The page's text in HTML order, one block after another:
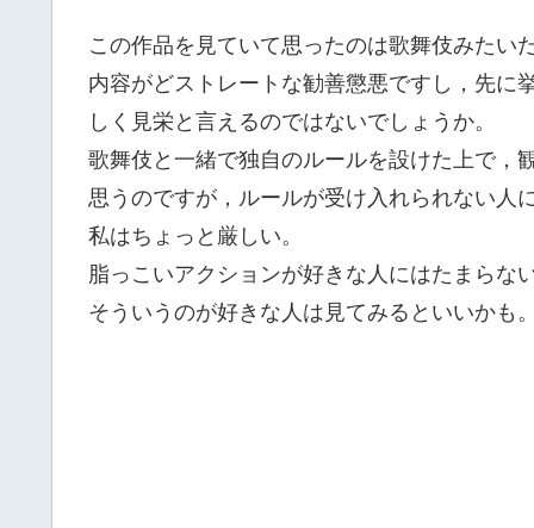
この作品を見ていて思ったのは歌舞伎みたい
内容がどストレートな勧善懲悪ですし，先に
しく見栄と言えるのではないでしょうか。
歌舞伎と一緒で独自のルールを設けた上で，
思うのですが，ルールが受け入れられない人
私はちょっと厳しい。
脂っこいアクションが好きな人にはたまらな
そういうのが好きな人は見てみるといいかも